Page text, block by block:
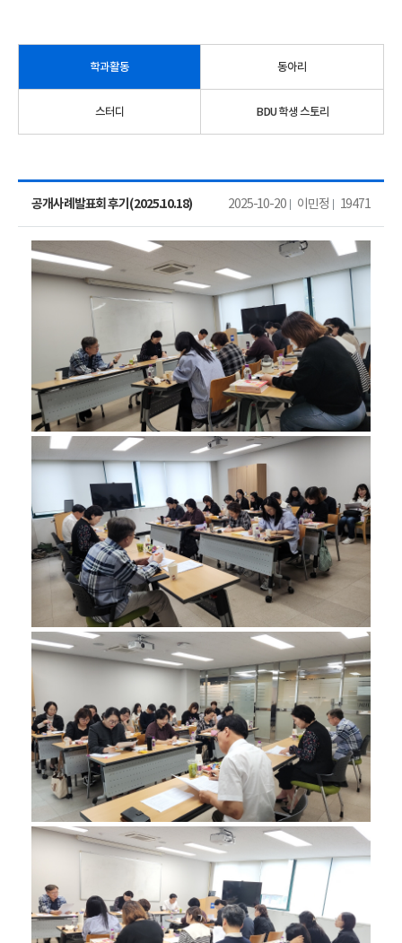
학과활동 동아리
스터디 BDU 학생 스토리
공개사례발표회 후기(2025.10.18) 2025-10-20 이민정 19471